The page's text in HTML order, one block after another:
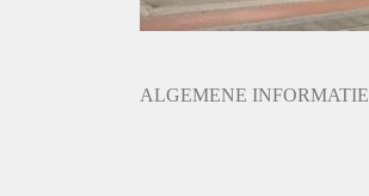
ALGEMENE INFORMATIE